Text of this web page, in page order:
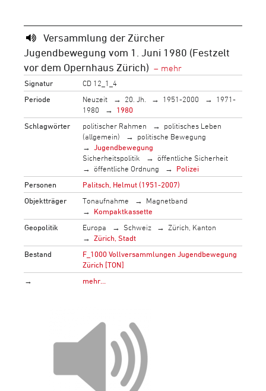
Versammlung der Zürcher
Jugendbewegung vom 1. Juni 1980 (Festzelt
vor dem Opernhaus Zürich)
Signatur
CD 12_1_4
Periode
Neuzeit 20. Jh. 1951-2000
1971-
1980
1980
Schlagwörter
politischer Rahmen
politisches Leben
(allgemein)
politische Bewegung
Jugendbewegung
Sicherheitspolitik
öffentliche Sicherheit
öffentliche Ordnung
Polizei
Personen
Palitsch, Helmut (1951-2007)
Objektträger
Tonaufnahme
Magnetband
Kompaktkassette
Geopolitik
Europa Schweiz
Zürich, Kanton
Zürich, Stadt
Bestand
F_1000 Vollversammlungen Jugendbewegung
Zürich [TON]
→
mehr…